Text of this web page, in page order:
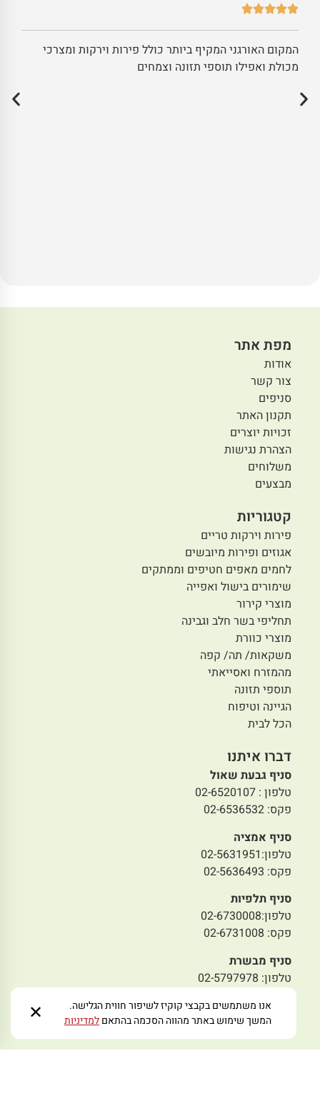
המקום האורגני המקיף ביותר כולל פירות וירקות ומצרכי
מכולת ואפילו תוספי תזונה וצמחים
מפת אתר
אודות
צור קשר
סניפים
תקנון האתר
זכויות יוצרים
הצהרת נגישות
משלוחים
מבצעים
קטגוריות
פירות וירקות טריים
אגוזים ופירות מיובשים
לחמים מאפים חטיפים וממתקים
שימורים בישול ואפייה
מוצרי קירור
תחליפי בשר חלב וגבינה
מוצרי כוורת
משקאות/ תה/ קפה
מהמזרח ואסייאתי
תוספי תזונה
הגיינה וטיפוח
הכל לבית
דברו איתנו
סניף גבעת שאול
טלפון : 02-6520107
פקס: 02-6536532
סניף אמציה
טלפון:02-5631951
פקס: 02-5636493
סניף תלפיות
טלפון:02-6730008
פקס: 02-6731008
סניף מבשרת
טלפון: 02-5797978
מייל לפניות:zmoraorg@gmail.com
אנו משתמשים בקבצי קוקיז לשיפור חווית הגלישה.
המשך שימוש באתר מהווה הסכמה בהתאםלמדיניות ✕